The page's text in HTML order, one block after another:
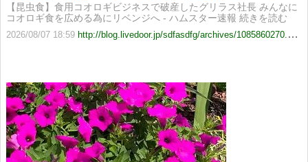
【昆虫食】食用コオロギビジネスで破産したグリラス社長 みんなに
コオロギ食を広める為にリベンジへ - ハムスター速報 続きを読む
2026/08/07 18:59 http://blog.livedoor.jp/sdfasdfg/archives/1085860270.html